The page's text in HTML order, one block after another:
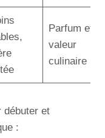
Parfum et
valeur
culinaire
débuter et
: